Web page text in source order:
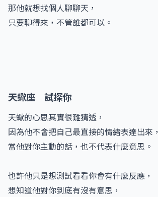
那他就想找個人聊聊天，
只要聊得來，不管誰都可以。
天蠍座 試探你
天蠍的心思其實很難猜透，
因為他不會把自己最直接的情緒表達出來，
當他對你主動的話，也不代表什麼意思。
也許他只是想測試看看你會有什麼反應，
想知道他對你到底有沒有意思，